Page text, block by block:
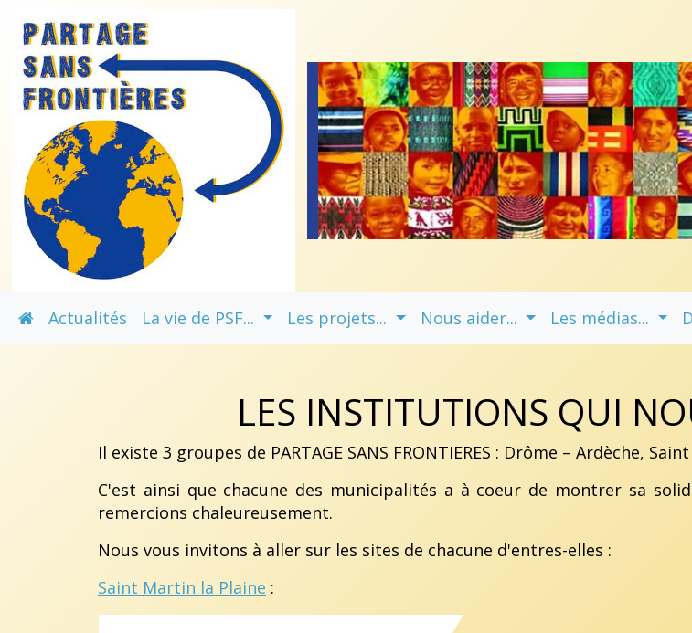
Actualités La vie de PSF... Les projets... Nous aider... Les médias...
LES INSTITUTIONS QUI
Il existe 3 groupes de PARTAGE SANS FRONTIERES : Drôme – Ardèche,
C'est ainsi que chacune des municipalités a à coeur de montrer sa
remercions chaleureusement.
Nous vous invitons à aller sur les sites de chacune d'entres-elles :
Saint Martin la Plaine :